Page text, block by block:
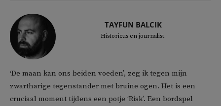
TAYFUN BALCIK
Historicus en journalist.
‘De maan kan ons beiden voeden’, zeg ik tegen mijn
zwartharige tegenstander met bruine ogen. Het is een
cruciaal moment tijdens een potje ‘Risk’. Een bordspel